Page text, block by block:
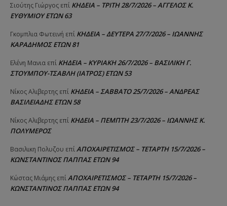
Σιούτης Γιώργος επί ΚΗΔΕΙΑ – ΤΡΙΤΗ 28/7/2026 – ΑΓΓΕΛΟΣ Κ.
ΕΥΘΥΜΙΟΥ ΕΤΩΝ 63
Γκομπλια Φωτεινή επί ΚΗΔΕΙΑ – ΔΕΥΤΕΡΑ 27/7/2026 – ΙΩΑΝΝΗΣ
ΚΑΡΑΔΗΜΟΣ ΕΤΩΝ 81
Ελένη Μανια επί ΚΗΔΕΙΑ – ΚΥΡΙΑΚΗ 26/7/2026 – ΒΑΣΙΛΙΚΗ Γ.
ΣΤΟΥΜΠΟΥ-ΤΣΑΒΛΗ (ΙΑΤΡΟΣ) ΕΤΩΝ 53
Νίκος Αλιβερτης επί ΚΗΔΕΙΑ – ΣΑΒΒΑΤΟ 25/7/2026 – ΑΝΔΡΕΑΣ
ΒΑΣΙΛΕΙΑΔΗΣ ΕΤΩΝ 58
Νίκος Αλιβερτης επί ΚΗΔΕΙΑ – ΠΕΜΠΤΗ 23/7/2026 – ΙΩΑΝΝΗΣ Κ.
ΠΟΛΥΜΕΡΟΣ
Βασιλικη Πολυζου επίΑΠΟΧΑΙΡΕΤΙΣΜΟΣ – ΤΕΤΑΡΤΗ 15/7/2026 –
ΚΩΝΣΤΑΝΤΙΝΟΣ ΠΑΠΠΑΣ ΕΤΩΝ 94
Κώστας Μιάμης επίΑΠΟΧΑΙΡΕΤΙΣΜΟΣ – ΤΕΤΑΡΤΗ 15/7/2026 –
ΚΩΝΣΤΑΝΤΙΝΟΣ ΠΑΠΠΑΣ ΕΤΩΝ 94